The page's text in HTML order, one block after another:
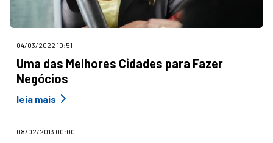
04/03/2022 10:51
Uma das Melhores Cidades para Fazer
Negócios
leia mais
08/02/2013 00:00